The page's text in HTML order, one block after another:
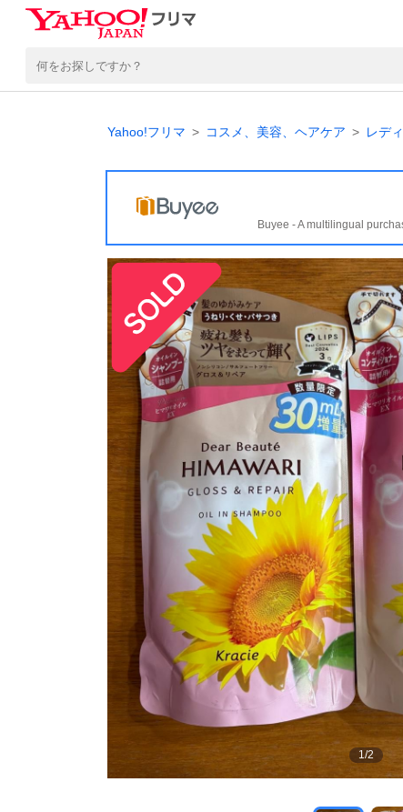
Yahoo!フリマ コスメ、美容、ヘアケア レデ
Buyee - A multilingual
1/2